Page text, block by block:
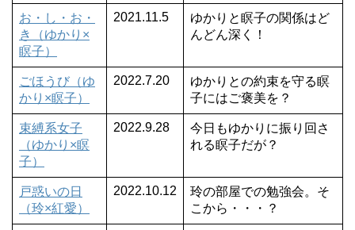
お・し・お・
き（ゆかり×
瞑子）
2021.11.5
ゆかりと瞑子の関係はど
んどん深く！
ごほうび（ゆ
かり×瞑子）
2022.7.20
ゆかりとの約束を守る瞑
子にはご褒美を？
束縛系女子
（ゆかり×瞑
子）
2022.9.28
今日もゆかりに振り回さ
れる瞑子だが？
戸惑いの日
（玲×紅愛）
2022.10.12
玲の部屋での勉強会。そ
こから・・・？